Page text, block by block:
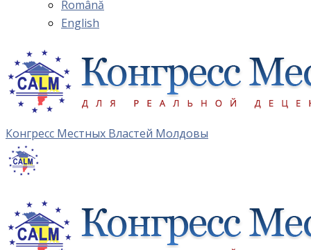
Română
English
Конгресс Местных Властей Молдовы